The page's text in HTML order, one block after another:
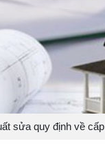
sửa quy định về